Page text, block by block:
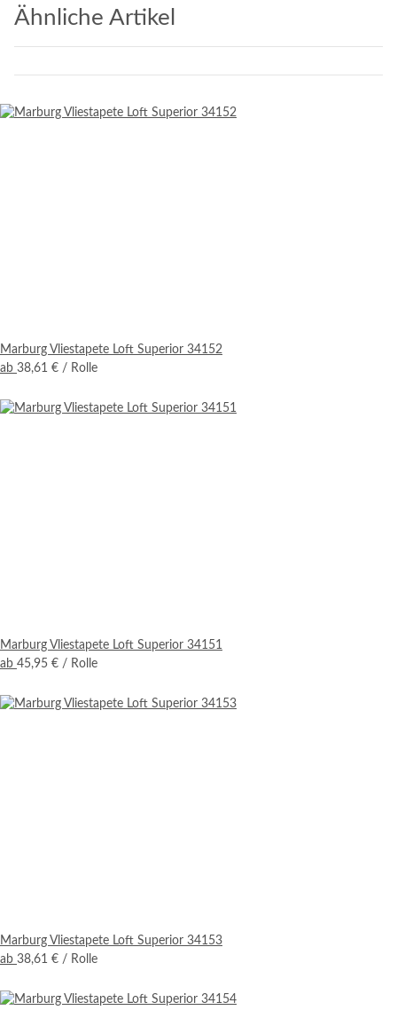
Ähnliche Artikel
Marburg Vliestapete Loft Superior 34152
ab 38,61 € / Rolle
Marburg Vliestapete Loft Superior 34151
ab 45,95 € / Rolle
Marburg Vliestapete Loft Superior 34153
ab 38,61 € / Rolle